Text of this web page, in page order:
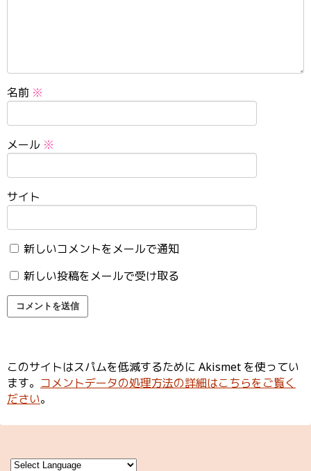
名前 ※
メール ※
サイト
新しいコメントをメールで通知
新しい投稿をメールで受け取る
このサイトはスパムを低減するために Akismet を使ってい
ます。 コメントデータの処理方法の詳細はこちらをご覧く
ださい。